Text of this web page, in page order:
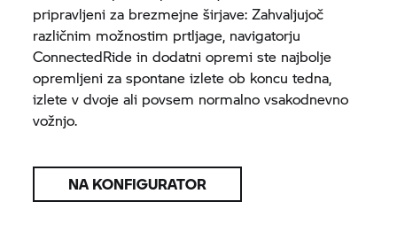
pripravljeni za brezmejne širjave: Zahvaljujoč
različnim možnostim prtljage, navigatorju
ConnectedRide in dodatni opremi ste najbolje
opremljeni za spontane izlete ob koncu tedna,
izlete v dvoje ali povsem normalno vsakodnevno
vožnjo.
NA KONFIGURATOR